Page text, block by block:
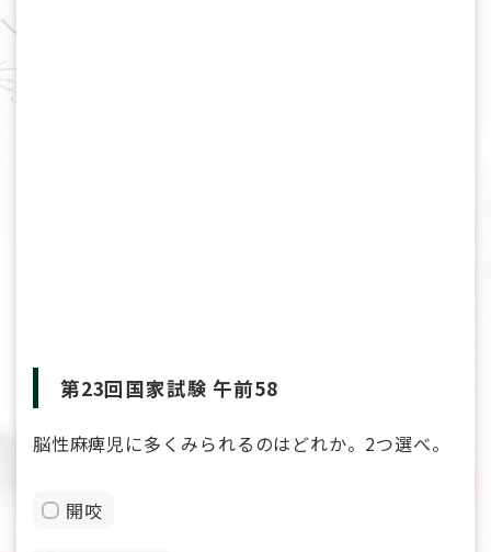
第23回国家試験 午前58
脳性麻痺児に多くみられるのはどれか。2つ選べ。
開咬